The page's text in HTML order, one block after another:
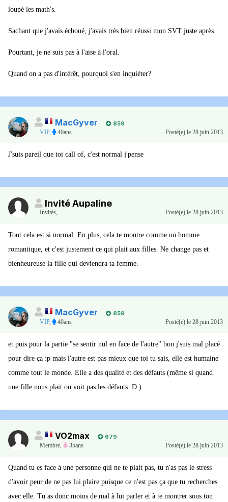
loupé les math's.
Sachant que j'avais échoué, j'avais très bien réussi mon SVT juste après.
Pourtant, je ne suis pas à l'aise à l'oral.
Quand on a pas d'intérêt, pourquoi s'en inquiéter?
MacGyver
859
VIP, 40ans Posté(e) le 28 juin 2013
J'suis pareil que toi call of, c'est normal j'pense
Invité Aupaline
Invités, Posté(e) le 28 juin 2013
Tout cela est si normal. En plus, cela te montre comme un homme
romantique, et c'est justement ce qui plait aux filles. Ne change pas et
bienheureuse la fille qui deviendra ta femme.
MacGyver
859
VIP, 40ans Posté(e) le 28 juin 2013
et puis pour la partie "se sentir nul en face de l'autre" bon j'suis mal placé
pour dire ça :p mais l'autre est pas mieux que toi tu sais, elle est humaine
comme tout le monde. Elle a des qualité et des défauts (même si quand
une fille nous plait on voit pas les défauts :D ).
VO2max
679
Membre, 35ans Posté(e) le 28 juin 2013
Quand tu es face à une personne qui ne te plait pas, tu n'as pas le stress
d'avoir peur de ne pas lui plaire puisque ce n'est pas ça que tu recherches
avec elle. Tu as donc moins de mal à lui parler et à te montrer sous ton